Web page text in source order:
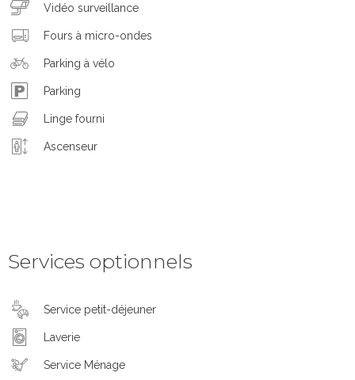
Vidéo surveillance
Fours à micro-ondes
Parking à vélo
Parking
Linge fourni
Ascenseur
Services optionnels
Service petit-déjeuner
Laverie
Service Ménage